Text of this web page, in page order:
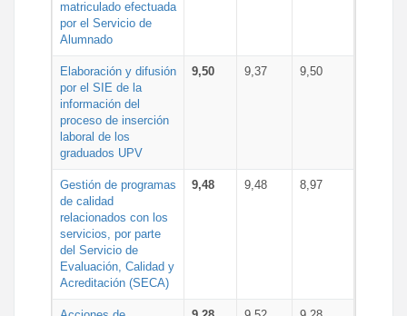
matriculado efectuada
por el Servicio de
Alumnado
Elaboración y difusión
por el SIE de la
información del
proceso de inserción
laboral de los
graduados UPV
9,50 9,37 9,50
Gestión de programas
de calidad
relacionados con los
servicios, por parte
del Servicio de
Evaluación, Calidad y
Acreditación (SECA)
9,48 9,48 8,97